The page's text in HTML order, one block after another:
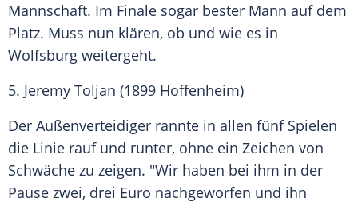
Mannschaft. Im Finale sogar bester Mann auf dem
Platz. Muss nun klären, ob und wie es in
Wolfsburg weitergeht.
5. Jeremy Toljan (1899 Hoffenheim)
Der Außenverteidiger rannte in allen fünf Spielen
die Linie rauf und runter, ohne ein Zeichen von
Schwäche zu zeigen. "Wir haben bei ihm in der
Pause zwei, drei Euro nachgeworfen und ihn